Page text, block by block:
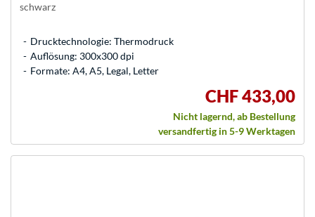
schwarz
Drucktechnologie: Thermodruck
Auflösung: 300x300 dpi
Formate: A4, A5, Legal, Letter
CHF 433,00
Nicht lagernd, ab Bestellung
versandfertig in 5-9 Werktagen